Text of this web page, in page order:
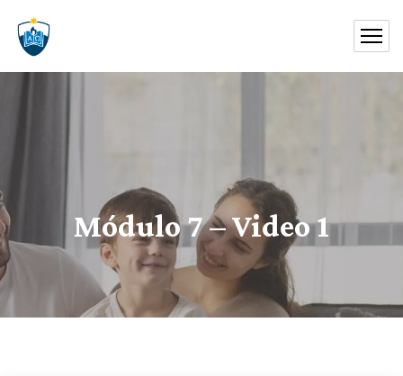
Módulo 7 – Video 1